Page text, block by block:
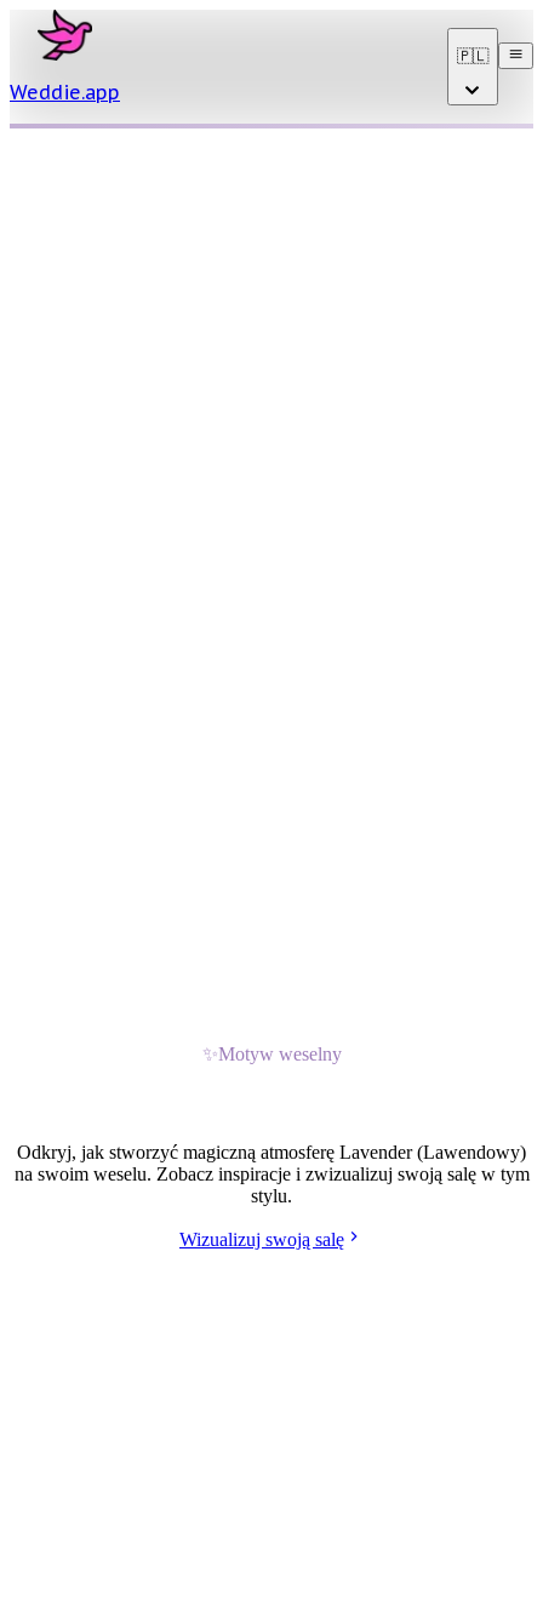
Weddie.app
🇵🇱
✨Motyw weselny
Odkryj, jak stworzyć magiczną atmosferę Lavender (Lawendowy)
na swoim weselu. Zobacz inspiracje i zwizualizuj swoją salę w tym
stylu.
Wizualizuj swoją salę